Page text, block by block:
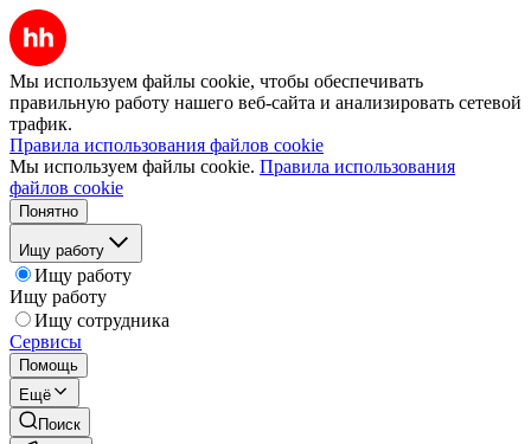
Мы используем файлы cookie, чтобы обеспечивать
правильную работу нашего веб-сайта и анализировать сетевой
трафик.
Правила использования файлов cookie
Мы используем файлы cookie. Правила использования
файлов cookie
Понятно
Ищу работу
Ищу работу
Ищу работу
Ищу сотрудника
Сервисы
Помощь
Ещё
Поиск